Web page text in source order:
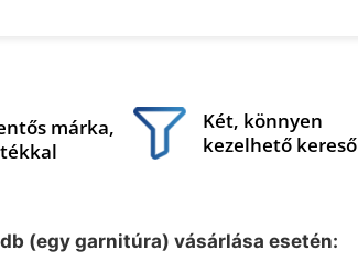
márka,
Két, könnyen
kezelhető kereső
(egy garnitúra) vásárlása esetén: